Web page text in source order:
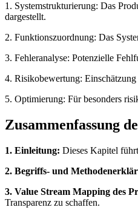
1. Systemstrukturierung: Das
dargestellt.
2. Funktionszuordnung: Das
3. Fehleranalyse: Potenzielle
4. Risikobewertung:
5. Optimierung: Für besonders
Zusammenfassung
1. Einleitung: Dieses Kapitel
2. Begriffs- und
3. Value Stream Mapping des
Transparenz zu schaffen.